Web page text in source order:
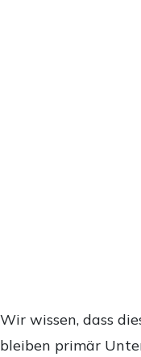
Wir wissen, dass
bleiben primär